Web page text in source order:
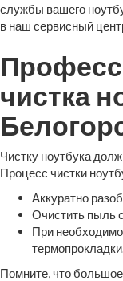
службы вашего
в наш сервисный
чистка
Чистку ноутбука
Процесс чистки
Аккуратно
Очистить пыль
При
Помните, что